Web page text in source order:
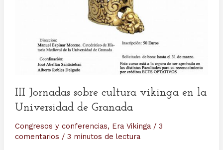
III Jornadas sobre cultura vikinga en la
Universidad de Granada
Congresos y conferencias, Era Vikinga/ 3
comentarios / 3 minutos de lectura